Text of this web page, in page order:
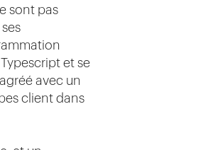
sont pas
et se
avec un
client dans